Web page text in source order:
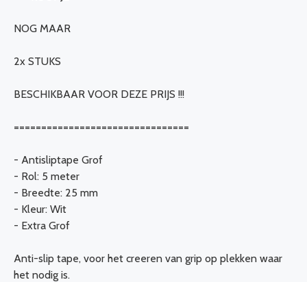
NOG MAAR
2x STUKS
BESCHIKBAAR VOOR DEZE PRIJS !!!
================================
- Antisliptape Grof
- Rol: 5 meter
- Breedte: 25 mm
- Kleur: Wit
- Extra Grof
Anti-slip tape, voor het creeren van grip op plekken waar
het nodig is.